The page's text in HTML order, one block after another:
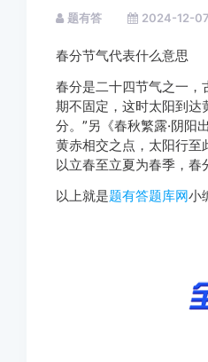
题有答 2024-12-
春分节气代表什么意思
春分是二十四节气之一，
期不固定，这时太阳到达
分。”另《春秋繁露·阴阳
黄赤相交之点，太阳行至
以立春至立夏为春季，春
以上就是题有答题库网小